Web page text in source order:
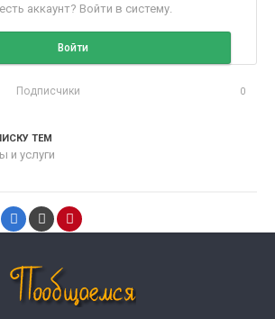
аккаунт? Войти в систему.
Войти
Подписчики 0
ТЕМ
и услуги